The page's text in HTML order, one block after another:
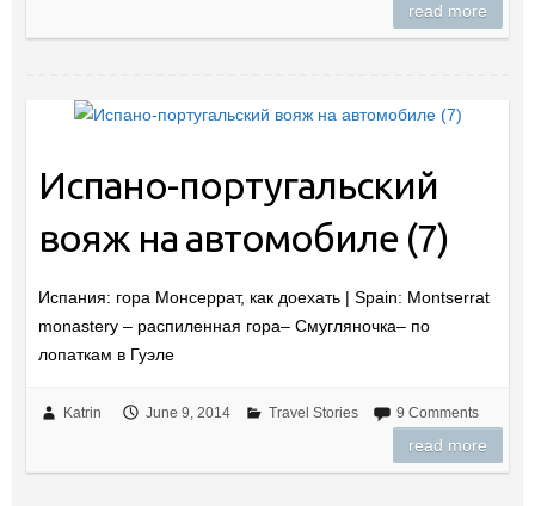
read more
Испано-португальский
вояж на автомобиле (7)
Испания: гора Монсеррат, как доехать | Spain: Montserrat
monastery – распиленная гора– Смугляночка– по
лопаткам в Гуэле
Katrin June 9, 2014 Travel Stories 9 Comments
read more